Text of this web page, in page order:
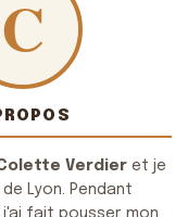
Verdier et je
Lyon. Pendant
fait pousser mon